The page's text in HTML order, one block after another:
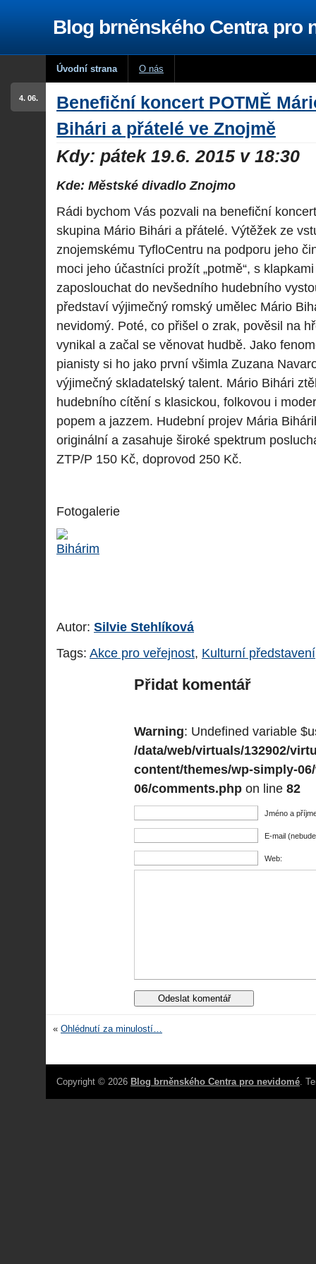
Blog brněnského Centra pro
Úvodní strana O nás
Benefiční koncert POTMĚ
Bihári a přátelé ve Znojmě
4. 06.
Kdy: pátek 19.6. 2015 v 18:30
Kde: Městské divadlo Znojmo
Rádi bychom Vás pozvali na benefiční
skupina Mário Bihári a přátelé. Výtěžek ze
znojemskému TyfloCentru na podporu jeho
moci jeho účastníci prožít „potmě“, s
zaposlouchat do nevšedního hudebního
představí výjimečný romský umělec Mário
nevidomý. Poté, co přišel o zrak, pověsil na
vynikal a začal se věnovat hudbě. Jako
pianisty si ho jako první všimla Zuzana
výjimečný skladatelský talent. Mário Bihári
hudebního cítění s klasickou, folkovou i
popem a jazzem. Hudební projev Mária
originální a zasahuje široké spektrum
ZTP/P 150 Kč, doprovod 250 Kč.
Fotogalerie
Autor: Silvie Stehlíková
Tags: Akce pro veřejnost, Kulturní představení
Přidat komentář
Warning: Undefined variable
/data/web/virtuals/132902/
content/themes/wp-simply-
06/comments.php on line 82
Jméno a
E-mail
Web:
« Ohlédnutí za minulostí…
Copyright © 2026 Blog brněnského Centra pro nevidomé.